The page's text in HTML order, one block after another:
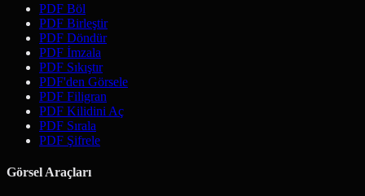
PDF Böl
PDF Birleştir
PDF Döndür
PDF İmzala
PDF Sıkıştır
PDF'den Görsele
PDF Filigran
PDF Kilidini Aç
PDF Sırala
PDF Şifrele
Görsel Araçları